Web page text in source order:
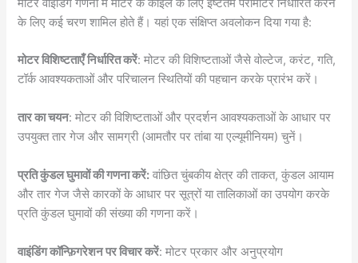
मोटर वाइंडिंग गणना में मोटर के कॉइल के लिए इष्टतम पैरामीटर निर्धारित करने
के लिए कई चरण शामिल होते हैं। यहां एक संक्षिप्त अवलोकन दिया गया है:
मोटर विशिष्टताएँ निर्धारित करें: मोटर की विशिष्टताओं जैसे वोल्टेज, करंट, गति,
टॉर्क आवश्यकताओं और परिचालन स्थितियों की पहचान करके प्रारंभ करें।
तार का चयन: मोटर की विशिष्टताओं और प्रदर्शन आवश्यकताओं के आधार पर
उपयुक्त तार गेज और सामग्री (आमतौर पर तांबा या एल्यूमीनियम) चुनें।
प्रति कुंडल घुमावों की गणना करें: वांछित चुंबकीय क्षेत्र की ताकत, कुंडल आयाम
और तार गेज जैसे कारकों के आधार पर सूत्रों या तालिकाओं का उपयोग करके
प्रति कुंडल घुमावों की संख्या की गणना करें।
वाइंडिंग कॉन्फ़िगरेशन पर विचार करें: मोटर प्रकार और अनुप्रयोग